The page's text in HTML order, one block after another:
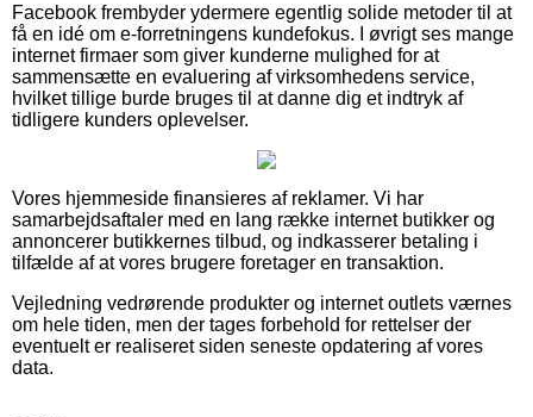
Facebook frembyder ydermere egentlig solide metoder til at
få en idé om e-forretningens kundefokus. I øvrigt ses mange
internet firmaer som giver kunderne mulighed for at
sammensætte en evaluering af virksomhedens service,
hvilket tillige burde bruges til at danne dig et indtryk af
tidligere kunders oplevelser.
Vores hjemmeside finansieres af reklamer. Vi har
samarbejdsaftaler med en lang række internet butikker og
annoncerer butikkernes tilbud, og indkasserer betaling i
tilfælde af at vores brugere foretager en transaktion.
Vejledning vedrørende produkter og internet outlets værnes
om hele tiden, men der tages forbehold for rettelser der
eventuelt er realiseret siden seneste opdatering af vores
data.